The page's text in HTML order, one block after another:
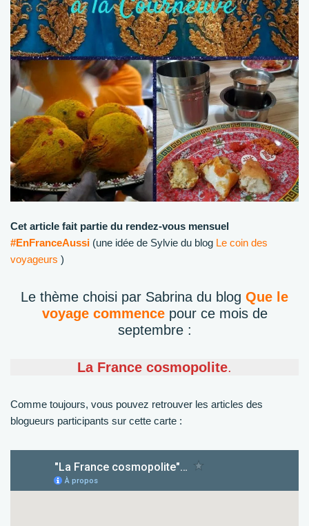
Cet article fait partie du rendez-vous mensuel
#EnFranceAussi (une idée de Sylvie du blog Le coin des
voyageurs )
Le thème choisi par Sabrina du blog Que le
voyage commence pour ce mois de
septembre :
La France cosmopolite.
Comme toujours, vous pouvez retrouver les articles des
blogueurs participants sur cette carte :